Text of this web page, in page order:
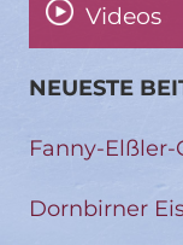
Videos
NEUESTE
Fanny-Elßler-
Dornbirner